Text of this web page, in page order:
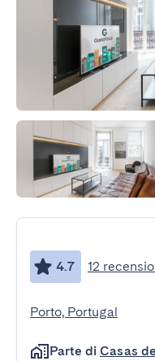
4.7 12
Porto, Portugal
Parte di Casas